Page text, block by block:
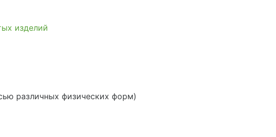
изделий
различных физических форм)